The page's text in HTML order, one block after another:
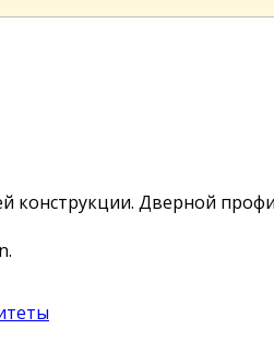
конструкции. Дверной